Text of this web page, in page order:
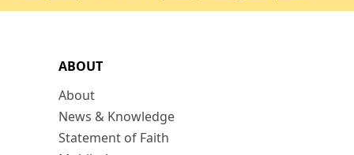
ABOUT
About
News & Knowledge
Statement of Faith